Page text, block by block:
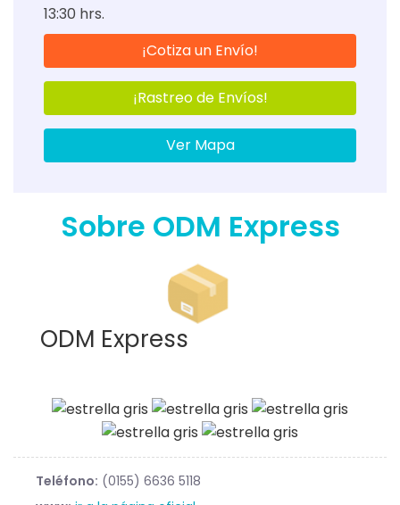
13:30 hrs.
¡Cotiza un Envío!
¡Rastreo de Envíos!
Ver Mapa
Sobre ODM Express
ODM Express
Teléfono: (0155) 6636 5118